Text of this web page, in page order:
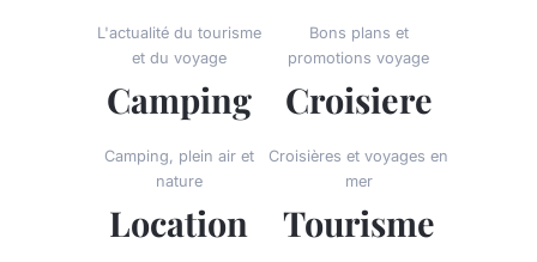
L'actualité du tourisme
et du voyage
Bons plans et
promotions voyage
Camping
Camping, plein air et
nature
Croisiere
Croisières et voyages en
mer
Location Tourisme